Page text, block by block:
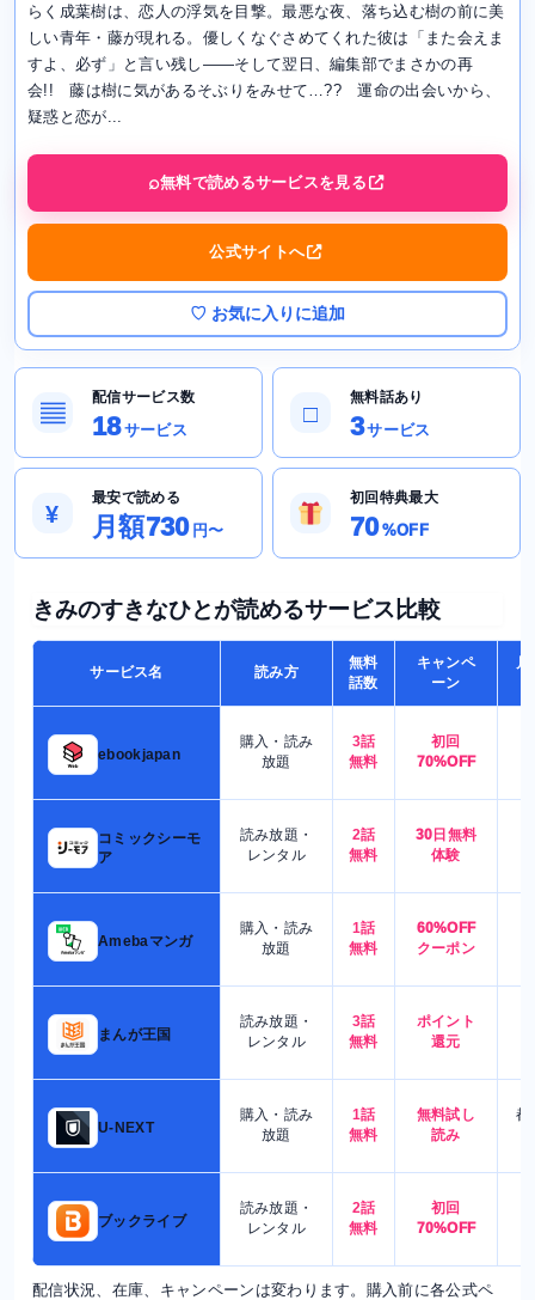
らく成葉樹は、恋人の浮気を目撃。最悪な夜、落ち込む樹の前に美
しい青年・藤が現れる。優しくなぐさめてくれた彼は「また会えま
すよ、必ず」と言い残し――そして翌日、編集部でまさかの再
会!! 藤は樹に気があるそぶりをみせて…?? 運命の出会いから、
疑惑と恋が...
無料で読めるサービスを見る
公式サイトへ
♡ お気に入りに追加
▤
配信サービス数
18サービス
□
無料話あり
3サービス
¥
最安で読める
月額730 円〜
初回特典最大
70%OFF
きみのすきなひとが読めるサービス比較
サービス名 読み方
無料
話数
キャンペ
ーン
月
ebookjapan
購入・読み
放題
3話
無料
初回
70%OFF
コミックシーモ
ア
読み放題・
レンタル
2話
無料
30日無料
体験
Amebaマンガ
購入・読み
放題
1話
無料
60%OFF
クーポン
まんが王国
読み放題・
レンタル
3話
無料
ポイント
還元
U-NEXT
購入・読み
放題
1話
無料
無料試し
読み
都
ブックライブ
読み放題・
レンタル
2話
無料
初回
70%OFF
配信状況、在庫、キャンペーンは変わります。購入前に各公式ペ